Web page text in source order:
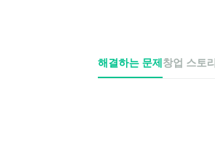
해결하는 문제 창업 스토리